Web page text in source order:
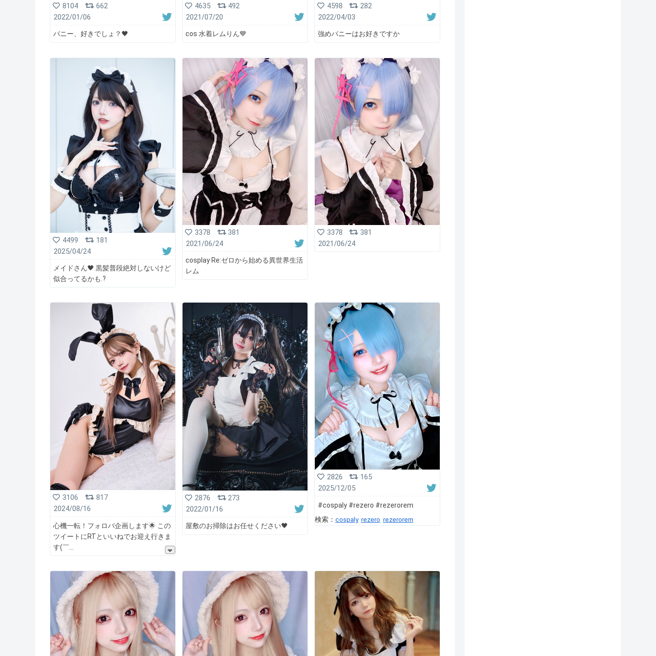
8104
662
2022/01/06
バニー、好きでしょ？🖤
4635
492
2021/07/20
cos 水着レムりん💙
4598
282
2022/04/03
強めバニーはお好きですか
4499
181
2025/04/24
メイドさん🖤 黒髪普段絶対しないけど
似合ってるかも.?
3378
381
2021/06/24
cosplay Re:ゼロから始める異世界生活
レム
3378
381
2021/06/24
3106
817
2024/08/16
心機一転！フォロバ企画します🌟 この
ツイートにRTといいねでお迎え行きま
す(￣
2876
273
2022/01/16
屋敷のお掃除はお任せください🖤
2826
165
2025/12/05
#cospaly #rezero #rezerorem
検索： cospaly rezero rezerorem